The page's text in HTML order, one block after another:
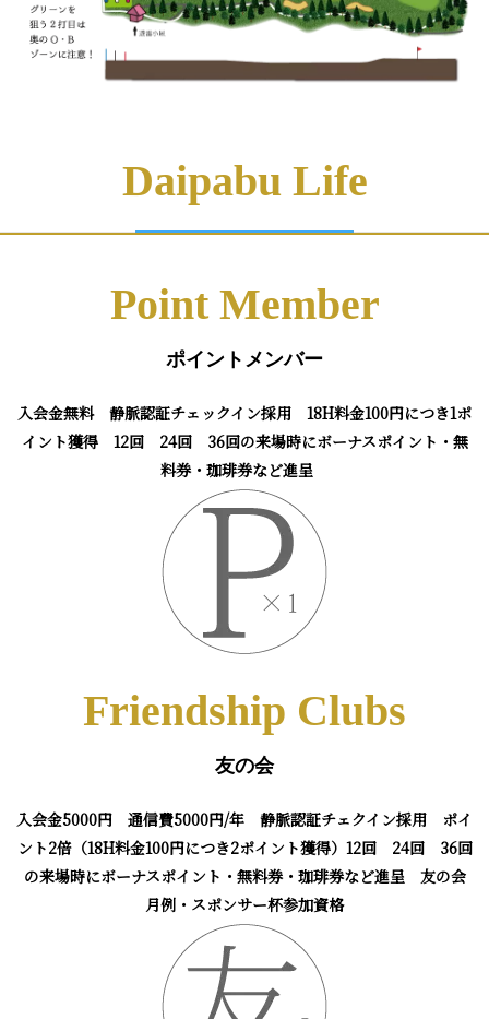
Daipabu Life
Point Member
ポイントメンバー
入会金無料 静脈認証チェックイン採用 18H料金100円につき1ポ
イント獲得 12回 24回 36回の来場時にボーナスポイント・無
料券・珈琲券など進呈
Friendship Clubs
友の会
入会金5000円 通信費5000円/年 静脈認証チェクイン採用 ポイ
ント2倍（18H料金100円につき2ポイント獲得）12回 24回 36回
の来場時にボーナスポイント・無料券・珈琲券など進呈 友の会
月例・スポンサー杯参加資格